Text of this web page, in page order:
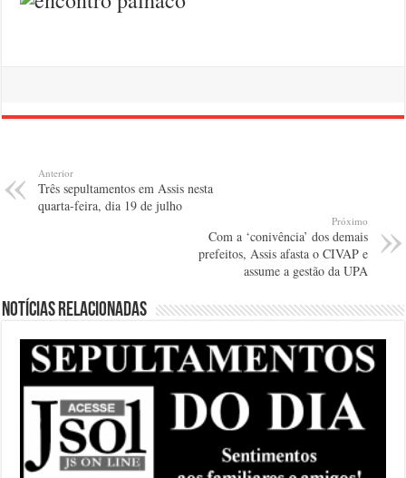
Anterior
Três sepultamentos em Assis nesta
quarta-feira, dia 19 de julho
Próximo
Com a ‘conivência’ dos demais
prefeitos, Assis afasta o CIVAP e
assume a gestão da UPA
Notícias relacionadas